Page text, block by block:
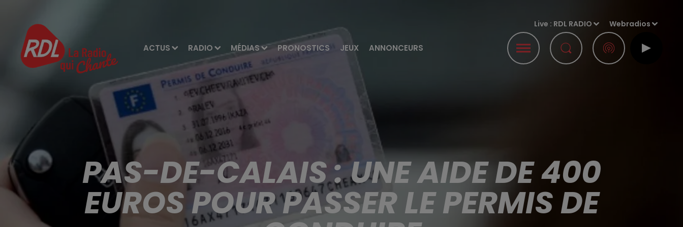
ACTUS RADIO MÉDIAS PRONOSTICS JEUX ANNONCEURS
Live : RDL RADIO Webradios
PAS-DE-CALAIS : UNE AIDE DE 400
EUROS POUR PASSER LE PERMIS DE